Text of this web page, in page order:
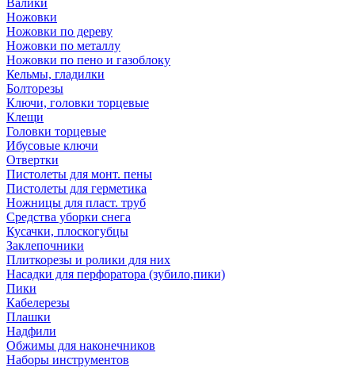
Валики
Ножовки
Ножовки по дереву
Ножовки по металлу
Ножовки по пено и газоблоку
Кельмы, гладилки
Болторезы
Ключи, головки торцевые
Клещи
Головки торцевые
Ибусовые ключи
Отвертки
Пистолеты для монт. пены
Пистолеты для герметика
Ножницы для пласт. труб
Средства уборки снега
Кусачки, плоскогубцы
Заклепочники
Плиткорезы и ролики для них
Насадки для перфоратора (зубило,пики)
Пики
Кабелерезы
Плашки
Надфили
Обжимы для наконечников
Наборы инструментов